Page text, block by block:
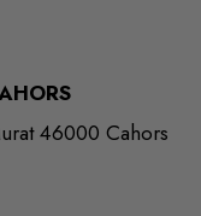
46000 Cahors